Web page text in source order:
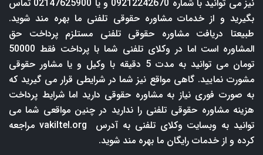
نیز می توانید با شماره 09212242670 و یا 02147625900 تماس
بگیرید و از خدمات مشاوره حقوقی تلفنی ما بهره مند شوید.
طبیعتا دریافت مشاوره حقوقی تلفنی مستلزم پرداخت حق
المشاوره است اما در وکلای تلفنی شما با پرداخت فقط 50000
تومان می توانید به مدت 5 دقیقه با وکیل و یا مشاور حقوقی
مشورت نمایید. گاهی مواقع نیز شما در شرایطی قرار می گیرید که
به صورت فوری نیاز به مشاوره حقوقی دارید اما شرایط پرداخت
هزینه مشاوره حقوقی تلفنی را ندارید در چنین مواقعی شما می
توانید به وبسایت وکلای تلفنی به آدرس
vakiltel.org مراجعه
کرده و از خدمات رایگان ما بهره مند شوید.